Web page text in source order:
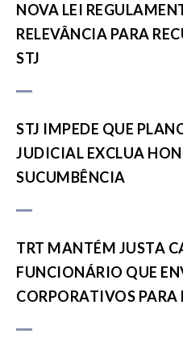
NOVA LEI
RELEVÂNCIA PARA
STJ
STJ IMPEDE QUE
JUDICIAL EXCLUA
SUCUMBÊNCIA
TRT MANTÉM JUSTA
FUNCIONÁRIO QUE
CORPORATIVOS